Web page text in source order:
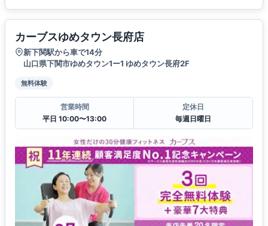
カーブスゆめタウン長府店
新下関駅から車で14分
山口県下関市ゆめタウン1ー1 ゆめタウン長府2F
無料体験
営業時間
平日 10:00〜13:00
定休日
毎週日曜日